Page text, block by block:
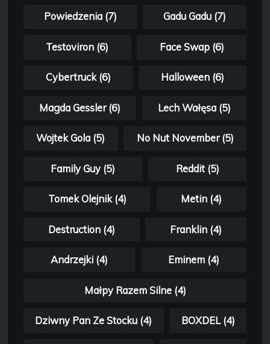
Powiedzenia (7) Gadu Gadu (7)
Testoviron (6) Face Swap (6)
Cybertruck (6) Halloween (6)
Magda Gessler (6) Lech Wałęsa (5)
Wojtek Gola (5) No Nut November (5)
Family Guy (5) Reddit (5)
Tomek Olejnik (4) Metin (4)
Destruction (4) Franklin (4)
Andrzejki (4) Eminem (4)
Małpy Razem Silne (4)
Dziwny Pan Ze Stocku (4) BOXDEL (4)